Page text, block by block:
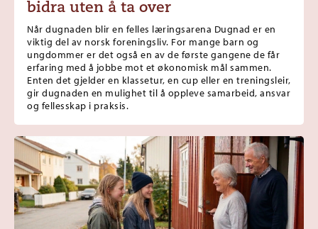
bidra uten å ta over
Når dugnaden blir en felles læringsarena Dugnad er en
viktig del av norsk foreningsliv. For mange barn og
ungdommer er det også en av de første gangene de får
erfaring med å jobbe mot et økonomisk mål sammen.
Enten det gjelder en klassetur, en cup eller en treningsleir,
gir dugnaden en mulighet til å oppleve samarbeid, ansvar
og fellesskap i praksis.